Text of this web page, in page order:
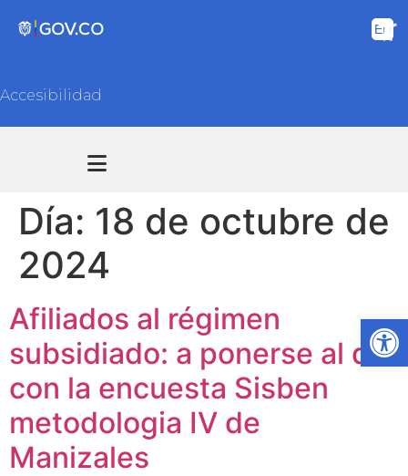
Accesibilidad
Día: 18 de octubre de
2024
Afiliados al régimen
subsidiado: a ponerse al día
con la encuesta Sisben
metodologia IV de
Manizales